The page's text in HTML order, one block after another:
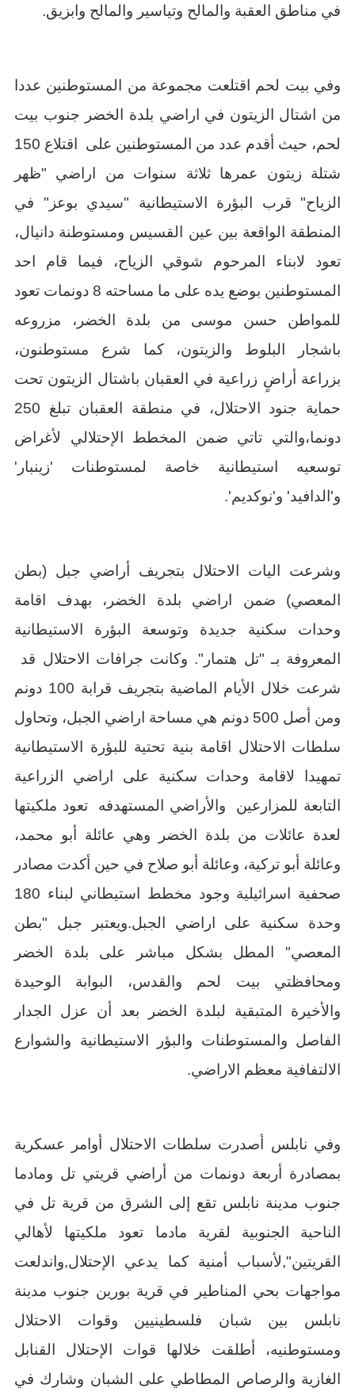
في مناطق العقبة والمالح وتياسير والمالح وابزيق.
وفي بيت لحم اقتلعت مجموعة من المستوطنين عددا
من اشتال الزيتون في اراضي بلدة الخضر جنوب بيت
لحم، حيث أقدم عدد من المستوطنين على اقتلاع 150
شتلة زيتون عمرها ثلاثة سنوات من اراضي "ظهر
الزياح" قرب البؤرة الاستيطانية "سيدي بوعز" في
المنطقة الواقعة بين عين القسيس ومستوطنة دانيال،
تعود لابناء المرحوم شوقي الزياح، فيما قام احد
المستوطنين بوضع يده على ما مساحته 8 دونمات تعود
للمواطن حسن موسى من بلدة الخضر، مزروعه
باشجار البلوط والزيتون، كما شرع مستوطنون،
بزراعة أراضٍ زراعية في العقبان باشتال الزيتون تحت
حماية جنود الاحتلال، في منطقة العقبان تبلغ 250
دونما،والتي تاتي ضمن المخطط الإحتلالي لأغراض
توسعيه استيطانية خاصة لمستوطنات 'زينبار'
و'الدافيد' و'نوكديم'.
وشرعت اليات الاحتلال بتجريف أراضي جبل (بطن
المعصي) ضمن اراضي بلدة الخضر، بهدف اقامة
وحدات سكنية جديدة وتوسعة البؤرة الاستيطانية
المعروفة بـ "تل هتمار". وكانت جرافات الاحتلال قد
شرعت خلال الأيام الماضية بتجريف قرابة 100 دونم
ومن أصل 500 دونم هي مساحة اراضي الجبل، وتحاول
سلطات الاحتلال اقامة بنية تحتية للبؤرة الاستيطانية
تمهيدا لاقامة وحدات سكنية على اراضي الزراعية
التابعة للمزارعين والأراضي المستهدفه تعود ملكيتها
لعدة عائلات من بلدة الخضر وهي عائلة أبو محمد،
وعائلة أبو تركية، وعائلة أبو صلاح في حين أكدت مصادر
صحفية اسرائيلية وجود مخطط استيطاني لبناء 180
وحدة سكنية على اراضي الجبل.ويعتبر جبل "بطن
المعصي" المطل بشكل مباشر على بلدة الخضر
ومحافظتي بيت لحم والقدس، البوابة الوحيدة
والأخيرة المتبقية لبلدة الخضر بعد أن عزل الجدار
الفاصل والمستوطنات والبؤر الاستيطانية والشوارع
الالتفافية معظم الاراضي.
وفي نابلس أصدرت سلطات الاحتلال أوامر عسكرية
بمصادرة أربعة دونمات من أراضي قريتي تل ومادما
جنوب مدينة نابلس تقع إلى الشرق من قرية تل في
الناحية الجنوبية لقرية مادما تعود ملكيتها لأهالي
القريتين",لأسباب أمنية كما يدعي الإحتلال,واندلعت
مواجهات بحي المناطير في قرية بورين جنوب مدينة
نابلس بين شبان فلسطينيين وقوات الاحتلال
ومستوطنيه، أطلقت خلالها قوات الإحتلال القنابل
الغازية والرصاص المطاطي على الشبان وشارك في